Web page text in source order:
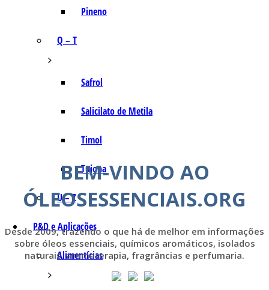
Pineno
Q – T
Safrol
Salicilato de Metila
Timol
Tujona
U – Z
P&D e Aplicações
Alimentícias
BEM-VINDO AO
ÓLEOSESSENCIAIS.ORG
Desde 2009, trazendo o que há de melhor em informações
sobre óleos essenciais, químicos aromáticos, isolados
naturais, aromaterapia, fragrâncias e perfumaria.